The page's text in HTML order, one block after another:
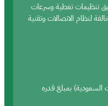
تنظيمات تغطية وسرعات
لنظام الاتصالات وتقنية
السعودية) بمبلغ قدره